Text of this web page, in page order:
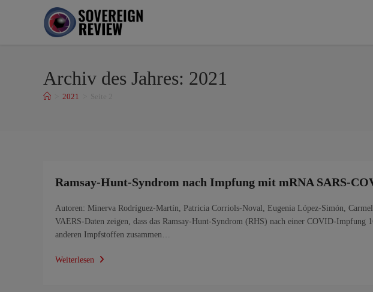
Archiv des Jahres: 2021
2021
Ramsay-Hunt-Syndrom nach Impfung mit mRNA SARS-
Autoren: Minerva Rodríguez-Martín, Patricia Corriols-Noval, Eugenia López-Simón,
VAERS-Daten zeigen, dass das Ramsay-Hunt-Syndrom (RHS) nach einer COVID-Impfung
anderen Impfstoffen zusammen…
Weiterlesen